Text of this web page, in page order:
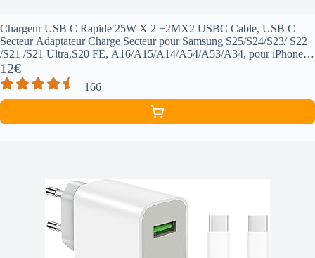
Chargeur USB C Rapide 25W X 2 +2MX2 USBC Cable, USB C
Secteur Adaptateur Charge Secteur pour Samsung S25/S24/S23/ S22
/S21 /S21 Ultra,S20 FE, A16/A15/A14/A54/A53/A34, pour iPhone
Huawei Xiaomi
12€
166